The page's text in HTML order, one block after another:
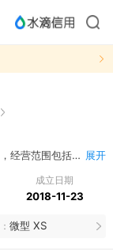
简介：宽甸祥瑞商贸有限公司,2018年11月23日成立，经营范围包括许可项目：货物进出口（依法须经批准的项目，经相关部门批准后方可开展经营活动，具体经营项目以审批结果为准） 一般项目：食用菌种植，农产品的生产、销售、加工、运输、贮藏及其他相关服务（除依法须经批准的项目外，凭营业执照依法自主开展经营活动） 展开
成立日期
2018-11-23
微型 XS